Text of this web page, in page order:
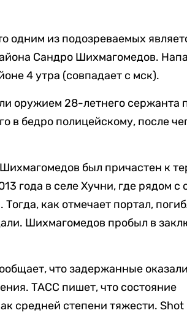
одним из подозреваемых
Сандро Шихмагомедов.
4 утра (совпадает с мск).
оружием 28-летнего сержанта
в бедро полицейскому, после
был причастен к
года в селе Хучни, где рядом с
как отмечает портал,
Шихмагомедов пробыл в
что задержанные
ТАСС пишет, что состояние
средней степени тяжести. Shot